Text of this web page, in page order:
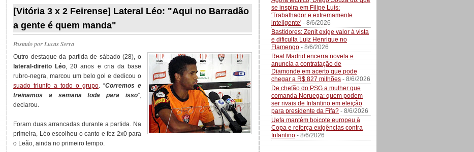
[Vitória 3 x 2 Feirense] Lateral Léo: "Aqui no Barradão
a gente é quem manda"
Postado por Lucas Serra
Outro destaque da partida de sábado (28), o
lateral-direito Léo, 20 anos e cria da base
rubro-negra, marcou um belo gol e dedicou o
suado triunfo a todo o grupo. “Corremos e
treinamos a semana toda para isso”,
declarou.
Foram duas arrancadas durante a partida. Na
primeira, Léo escolheu o canto e fez 2x0 para
o Leão, ainda no primeiro tempo.
se inspira em Filipe Luís:
'Trabalhador e extremamente
inteligente' - 8/6/2026
Bastidores: Zenit exige valor à vista
e dificulta Luiz Henrique no
Flamengo - 8/6/2026
Real Madrid encerra novela e
anuncia a contratação de
Diamonde em acerto que pode
chegar a R$ 827 milhões - 8/6/2026
De chefão do PSG a mulher que
comanda Noruega: quem podem
ser rivais de Infantino em eleição
para presidente da Fifa? - 8/6/2026
Uefa mantém boicote europeu à
Copa e reforça exigências contra
Infantino - 8/6/2026